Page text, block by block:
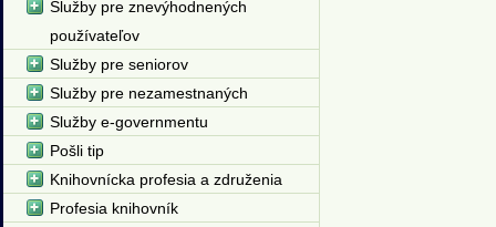
Služby pre znevýhodnených
používateľov
Služby pre seniorov
Služby pre nezamestnaných
Služby e-governmentu
Pošli tip
Knihovnícka profesia a združenia
Profesia knihovník